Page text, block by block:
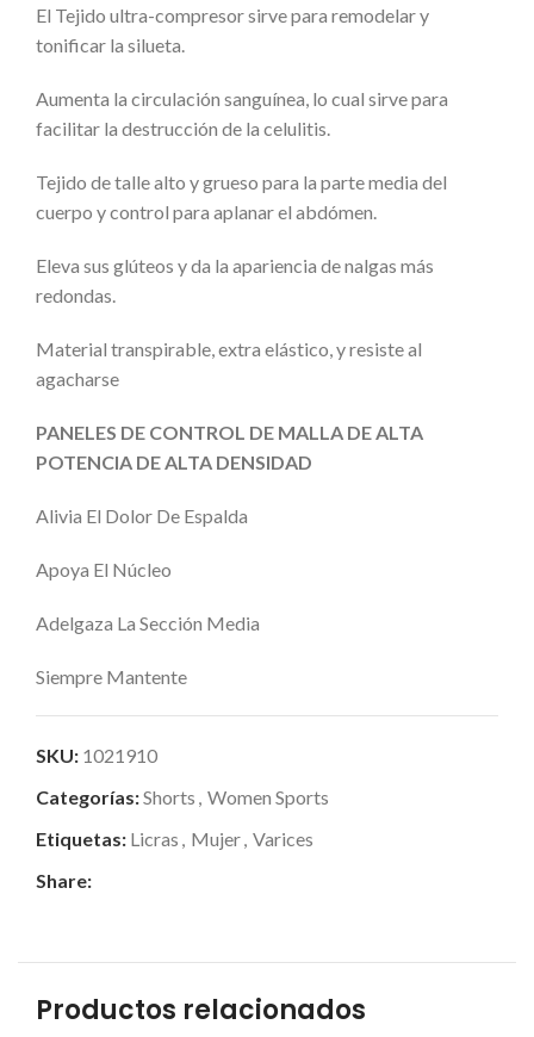
El Tejido ultra-compresor sirve para remodelar y
tonificar la silueta.
Aumenta la circulación sanguínea, lo cual sirve para
facilitar la destrucción de la celulitis.
Tejido de talle alto y grueso para la parte media del
cuerpo y control para aplanar el abdómen.
Eleva sus glúteos y da la apariencia de nalgas más
redondas.
Material transpirable, extra elástico, y resiste al
agacharse
PANELES DE CONTROL DE MALLA DE ALTA
POTENCIA DE ALTA DENSIDAD
Alivia El Dolor De Espalda
Apoya El Núcleo
Adelgaza La Sección Media
Siempre Mantente
SKU: 1021910
Categorías:Shorts , Women Sports
Etiquetas: Licras , Mujer, Varices
Share:
Productos relacionados